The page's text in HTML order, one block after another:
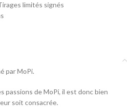
limités signés
par MoPi.
passions de MoPi, il est donc bien
soit consacrée.